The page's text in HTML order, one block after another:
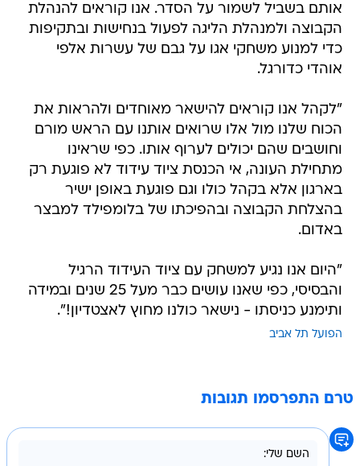
אותם בשביל לשמור על הסדר. אנו קוראים להנהלת
הקבוצה ולמנהלת הליגה לפעול בנחישות ובתקיפות
כדי למנוע משחקי אגו על גבם של עשרות אלפי
אוהדי כדורגל.
"לקהל אנו קוראים להישאר מאוחדים ולהראות את
הכוח שלנו מול אלו שרואים אותנו עם הראש מורם
וחושבים שהם יכולים לערוף אותו. כפי שראינו
מתחילת העונה, אי הכנסת ציוד עידוד לא פוגעת רק
בארגון אלא בקהל כולו וגם פוגעת באופן ישיר
בהצלחת הקבוצה ובהפיכתו של בלומפילד למבצר
באדום.
"היום אנו נגיע למשחק עם ציוד העידוד הרגיל
והבסיסי, כפי שאנו עושים כבר מעל 25 שנים ובמידה
ותימנע כניסתו - נישאר כולנו מחוץ לאצטדיון!".
הפועל תל אביב
טרם התפרסמו תגובות